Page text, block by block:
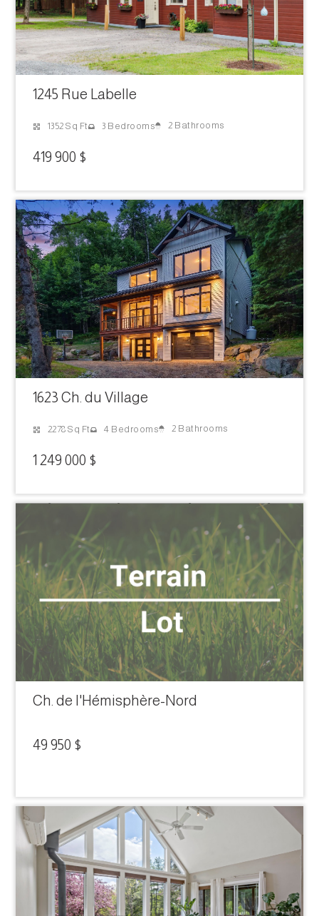
1245 Rue Labelle
1352 Sq Ft 3 Bedrooms 2 Bathrooms
419 900 $
1623 Ch. du Village
2278 Sq Ft 4 Bedrooms 2 Bathrooms
1 249 000 $
Ch. de l'Hémisphère-Nord
49 950 $